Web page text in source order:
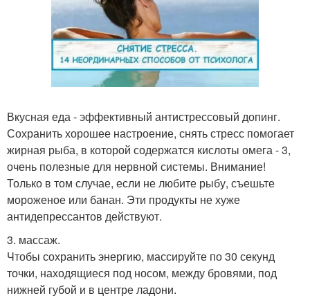
Вкусная еда - эффективный антистрессовый допинг.
Сохранить хорошее настроение, снять стресс помогает
жирная рыба, в которой содержатся кислоты омега - 3,
очень полезные для нервной системы. Внимание!
Только в том случае, если не любите рыбу, съешьте
мороженое или банан. Эти продукты не хуже
антидепрессантов действуют.
3. массаж.
Чтобы сохранить энергию, массируйте по 30 секунд
точки, находящиеся под носом, между бровями, под
нижней губой и в центре ладони.